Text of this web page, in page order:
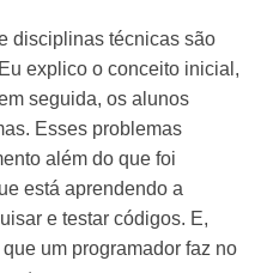
disciplinas técnicas são
explico o conceito inicial,
seguida, os alunos
Esses problemas
além do que foi
está aprendendo a
e testar códigos. E,
um programador faz no